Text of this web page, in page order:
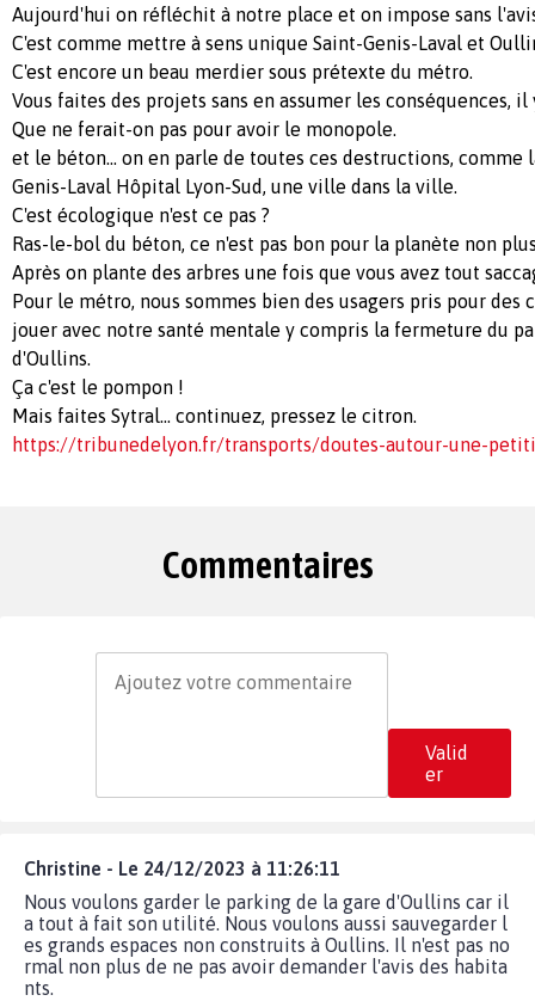
Aujourd'hui on réfléchit à notre place et on impose sans
C'est comme mettre à sens unique Saint-Genis-Laval et
C'est encore un beau merdier sous prétexte du métro.
Vous faites des projets sans en assumer les conséquences,
Que ne ferait-on pas pour avoir le monopole.
et le béton... on en parle de toutes ces destructions,
Genis-Laval Hôpital Lyon-Sud, une ville dans la ville.
C'est écologique n'est ce pas ?
Ras-le-bol du béton, ce n'est pas bon pour la planète non
Après on plante des arbres une fois que vous avez tout
Pour le métro, nous sommes bien des usagers pris pour des
jouer avec notre santé mentale y compris la fermeture du
d'Oullins.
Ça c'est le pompon !
Mais faites Sytral... continuez, pressez le citron.
https://tribunedelyon.fr/transports/doutes-autour-une-
Commentaires
Valid
er
Christine - Le 24/12/2023 à 11:26:11
Nous voulons garder le parking de la gare d'Oullins car il
a tout à fait son utilité. Nous voulons aussi sauvegarder l
es grands espaces non construits à Oullins. Il n'est pas no
rmal non plus de ne pas avoir demander l'avis des habita
nts.